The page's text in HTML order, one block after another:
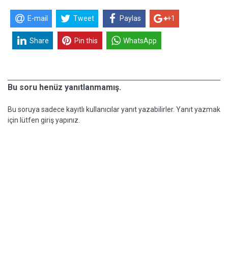
E-mail Tweet Paylas +1
Share Pin this WhatsApp
Bu soru henüz yanıtlanmamış.
Bu soruya sadece kayıtlı kullanıcılar yanıt yazabilirler. Yanıt yazmak
için lütfen giriş yapınız.